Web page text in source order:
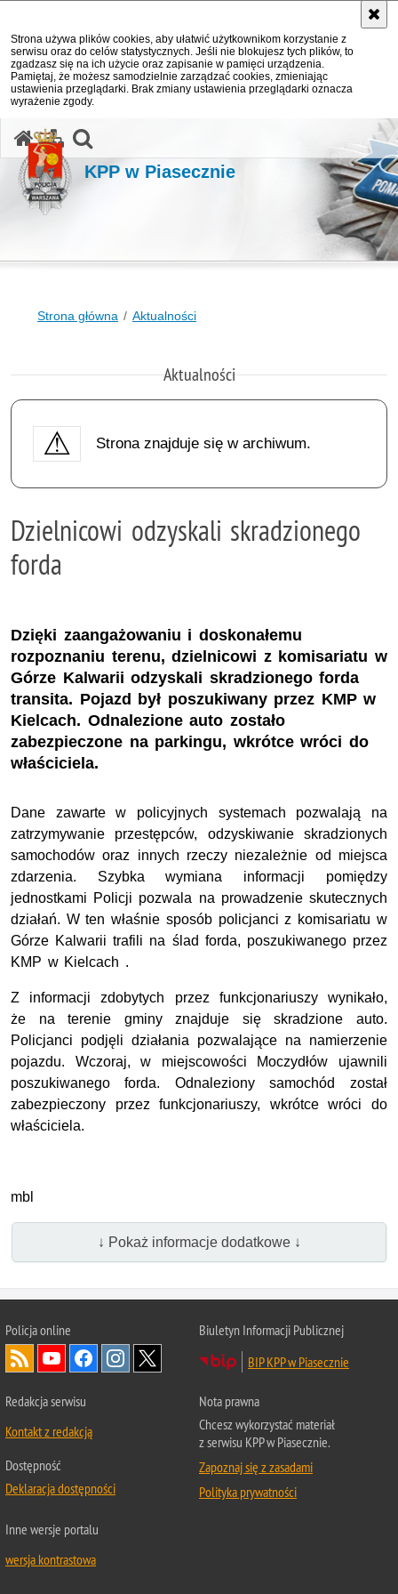
Strona używa plików cookies, aby ułatwić użytkownikom korzystanie z
serwisu oraz do celów statystycznych. Jeśli nie blokujesz tych plików, to
zgadzasz się na ich użycie oraz zapisanie w pamięci urządzenia.
Pamiętaj, że możesz samodzielnie zarządzać cookies, zmieniając
ustawienia przeglądarki. Brak zmiany ustawienia przeglądarki oznacza
wyrażenie zgody.
KPP w Piasecznie
Strona główna Aktualności
Aktualności
Strona znajduje się w archiwum.
Dzielnicowi odzyskali skradzionego
forda
Dzięki zaangażowaniu i doskonałemu
rozpoznaniu terenu, dzielnicowi z komisariatu w
Górze Kalwarii odzyskali skradzionego forda
transita. Pojazd był poszukiwany przez KMP w
Kielcach. Odnalezione auto zostało
zabezpieczone na parkingu, wkrótce wróci do
właściciela.
Dane zawarte w policyjnych systemach pozwalają na
zatrzymywanie przestępców, odzyskiwanie skradzionych
samochodów oraz innych rzeczy niezależnie od miejsca
zdarzenia. Szybka wymiana informacji pomiędzy
jednostkami Policji pozwala na prowadzenie skutecznych
działań. W ten właśnie sposób policjanci z komisariatu w
Górze Kalwarii trafili na ślad forda, poszukiwanego przez
KMP w Kielcach .
Z informacji zdobytych przez funkcjonariuszy wynikało,
że na terenie gminy znajduje się skradzione auto.
Policjanci podjęli działania pozwalające na namierzenie
pojazdu. Wczoraj, w miejscowości Moczydłów ujawnili
poszukiwanego forda. Odnaleziony samochód został
zabezpieczony przez funkcjonariuszy, wkrótce wróci do
właściciela.
mbl
↓ Pokaż informacje dodatkowe ↓
Policja online
Biuletyn Informacji Publicznej
BIP KPP w Piasecznie
Redakcja serwisu
Kontakt z redakcją
Dostępność
Deklaracja dostępności
Nota prawna
Chcesz wykorzystać materiał
z serwisu KPP w Piasecznie.
Zapoznaj się z zasadami
Polityka prywatności
Inne wersje portalu
wersja kontrastowa